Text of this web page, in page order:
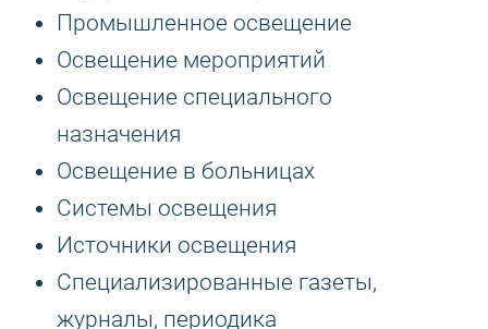
Промышленное освещение
Освещение мероприятий
Освещение специального
назначения
Освещение в больницах
Системы освещения
Источники освещения
Специализированные газеты,
журналы, периодика